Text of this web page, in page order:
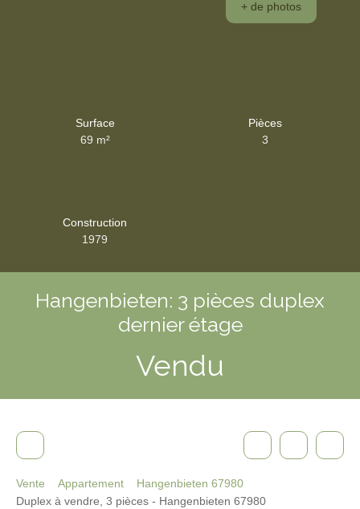
+ de photos
Surface
69 m²
Pièces
3
Construction
1979
Hangenbieten: 3 pièces duplex
dernier étage
Vendu
Vente Appartement
Hangenbieten 67980
Duplex à vendre, 3 pièces - Hangenbieten 67980